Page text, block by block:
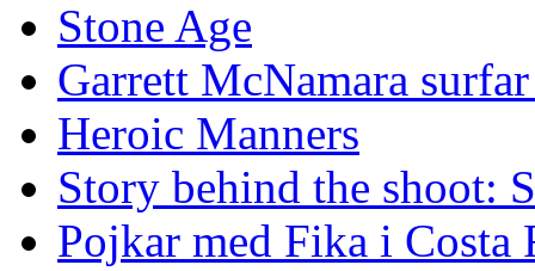
Stone Age
Garrett McNamara
Heroic Manners
Story behind the shoot:
Pojkar med Fika i Costa